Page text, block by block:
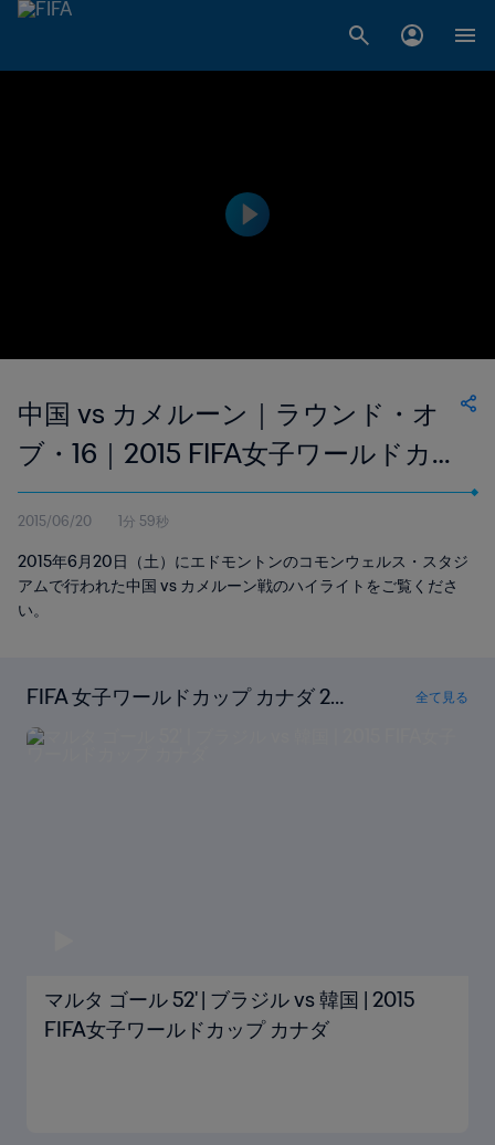
中国 vs カメルーン｜ラウンド・オ
ブ・16｜2015 FIFA女子ワールドカッ
プ カナダ｜ハイライト
2015/06/20 1分 59秒
2015年6月20日（土）にエドモントンのコモンウェルス・スタジ
アムで行われた中国 vs カメルーン戦のハイライトをご覧くださ
い。
FIFA 女子ワールドカップ カナダ 201
5の全ゴールを見る
全て見る
マルタ ゴール 52' | ブラジル vs 韓国 | 2015
FIFA女子ワールドカップ カナダ